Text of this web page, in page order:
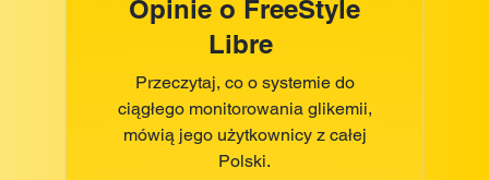
Opinie o FreeStyle
Libre
Przeczytaj, co o systemie do
ciągłego monitorowania glikemii,
mówią jego użytkownicy z całej
Polski.